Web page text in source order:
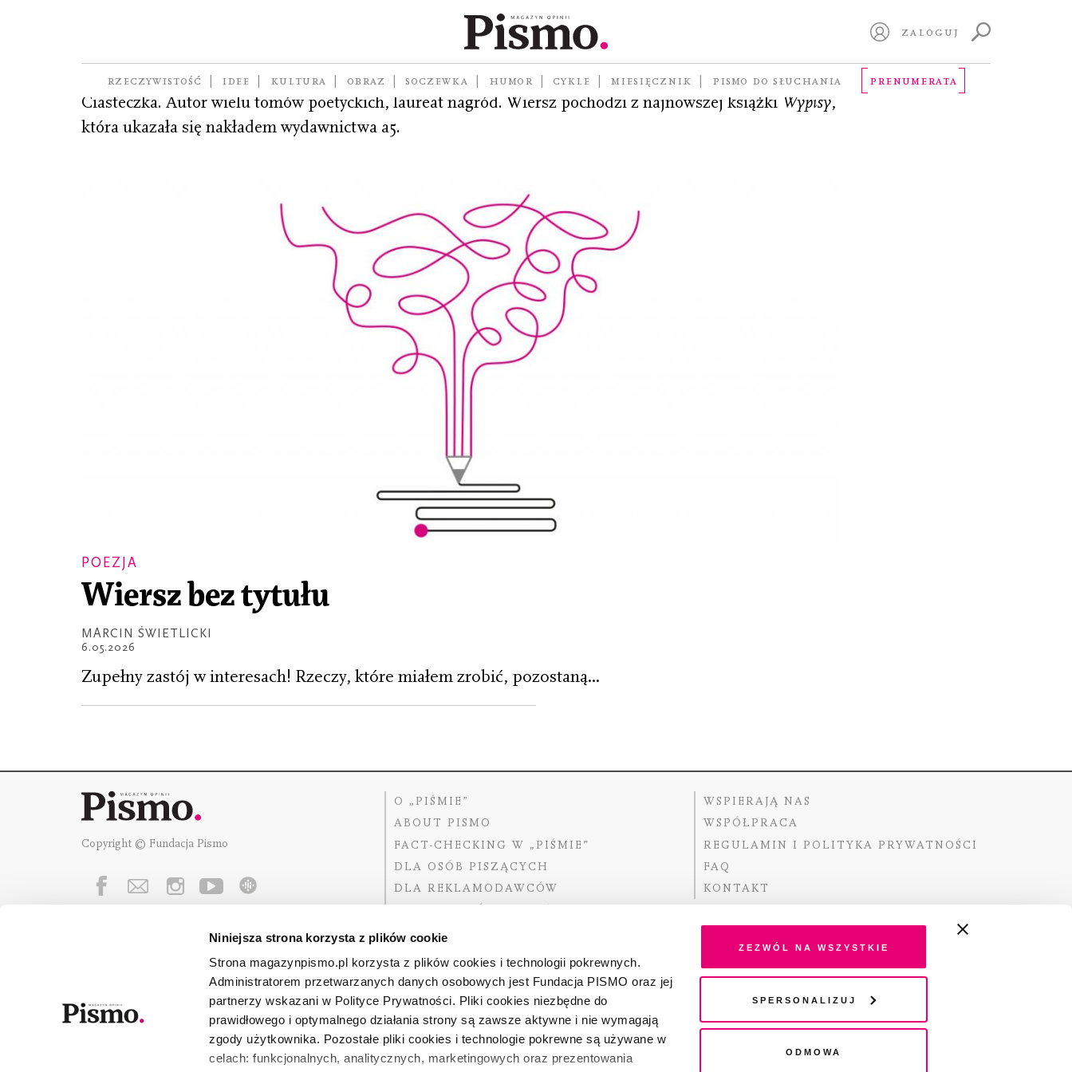
Niniejsza strona korzysta z plików cookie
Strona magazynpismo.pl korzysta z plików cookies i technologii pokrewnych.
Administratorem przetwarzanych danych osobowych jest Fundacja PISMO oraz jej
partnerzy wskazani w Polityce Prywatności. Pliki cookies niezbędne do
prawidłowego i optymalnego działania strony są zawsze aktywne i nie wymagają
zgody użytkownika. Pozostałe pliki cookies i technologie pokrewne są używane w
celach: funkcjonalnych, analitycznych, marketingowych oraz prezentowania
Zezwól na wszystkie
Spersonalizuj
Odmowa
ZALOGUJ
RZECZYWISTOŚĆ IDEE KULTURA OBRAZ SOCZEWKA HUMOR CYKLE MIESIĘCZNIK PISMO DO SŁUCHANIA PRENUMERATA
poeta, prozaik – głównie autor powieści kryminalnych, wokalista zespołów Świetliki oraz Czarne
Ciasteczka. Autor wielu tomów poetyckich, laureat nagród. Wiersz pochodzi z najnowszej książki Wypisy,
która ukazała się nakładem wydawnictwa a5.
POEZJA
Wiersz bez tytułu
MARCIN ŚWIETLICKI
6.05.2026
Zupełny zastój w interesach! Rzeczy, które miałem zrobić, pozostaną...
Copyright © Fundacja Pismo
O „PIŚMIE”
ABOUT PISMO
FACT-CHECKING W „PIŚMIE”
DLA OSÓB PISZĄCYCH
DLA REKLAMODAWCÓW
WSPIERAJĄ NAS
WSPÓŁPRACA
REGULAMIN I POLITYKA PRYWATNOŚCI
FAQ
KONTAKT
Fundację Pismowspierają:
Dofinansowano ze środków Ministra Kultury i Dziedzictwa
Narodowego pochodzących z Funduszu Promocji Kultury –